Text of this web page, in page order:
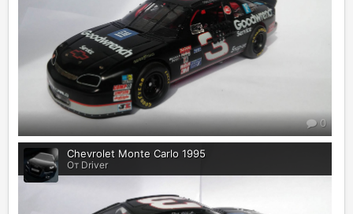
0
Chevrolet Monte Carlo 1995
От Driver